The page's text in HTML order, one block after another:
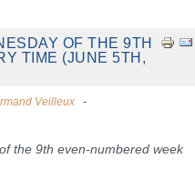
OF THE 9TH
TIME (JUNE 5TH,
Veilleux
the 9th even-numbered week